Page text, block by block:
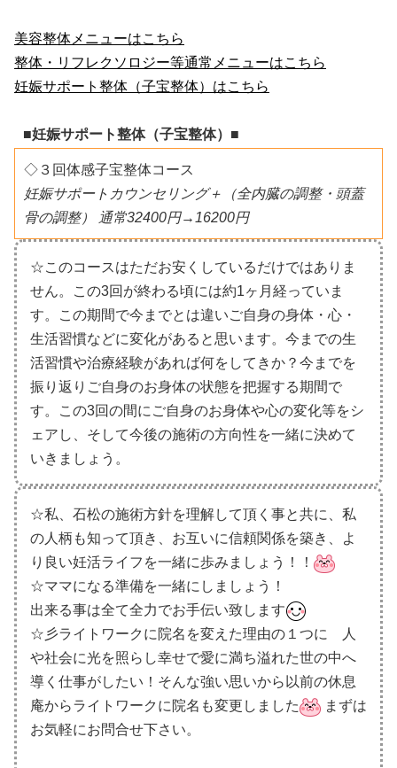
美容整体メニューはこちら
整体・リフレクソロジー等通常メニューはこちら
妊娠サポート整体（子宝整体）はこちら
■妊娠サポート整体（子宝整体）■
◇３回体感子宝整体コース
妊娠サポートカウンセリング＋（全内臓の調整・頭蓋
骨の調整） 通常32400円→16200円
☆このコースはただお安くしているだけではありま
せん。この3回が終わる頃には約1ヶ月経っていま
す。この期間で今までとは違いご自身の身体・心・
生活習慣などに変化があると思います。今までの生
活習慣や治療経験があれば何をしてきか？今までを
振り返りご自身のお身体の状態を把握する期間で
す。この3回の間にご自身のお身体や心の変化等をシ
ェアし、そして今後の施術の方向性を一緒に決めて
いきましょう。
☆私、石松の施術方針を理解して頂く事と共に、私
の人柄も知って頂き、お互いに信頼関係を築き、よ
り良い妊活ライフを一緒に歩みましょう！！
☆ママになる準備を一緒にしましょう！
出来る事は全て全力でお手伝い致します
☆彡ライトワークに院名を変えた理由の１つに 人
や社会に光を照らし幸せで愛に満ち溢れた世の中へ
導く仕事がしたい！そんな強い思いから以前の休息
庵からライトワークに院名も変更しました
まずは
お気軽にお問合せ下さい。